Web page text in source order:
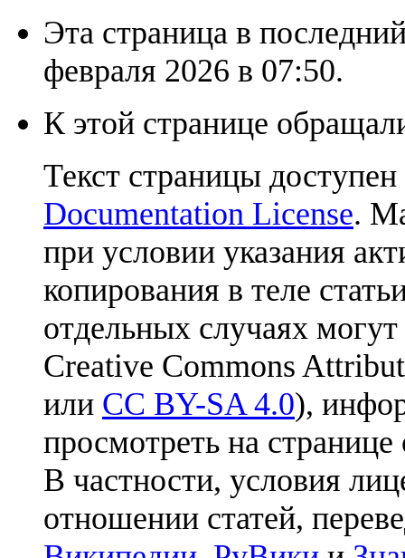
Эта страница в
февраля 2026 в 07:50.
К этой странице
Текст страницы
Documentation License.
при условии указания
копирования в теле
отдельных случаях
Creative Commons
или CC BY-SA 4.0),
просмотреть на
В частности, условия
отношении статей,